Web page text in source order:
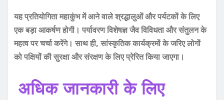
यह प्रतियोगिता महाकुंभ में आने वाले श्रद्धालुओं और पर्यटकों के लिए
एक बड़ा आकर्षण होगी। पर्यावरण विशेषज्ञ जैव विविधता और संतुलन के
महत्व पर चर्चा करेंगे। साथ ही, सांस्कृतिक कार्यक्रमों के जरिए लोगों
को पक्षियों की सुरक्षा और संरक्षण के लिए प्रेरित किया जाएगा।
अधिक जानकारी के लिए